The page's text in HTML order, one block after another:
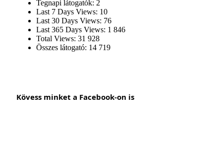
Tegnapi látogatók: 2
Last 7 Days Views: 10
Last 30 Days Views: 76
Last 365 Days Views: 1 846
Total Views: 31 928
Összes látogató: 14 719
Kövess minket a Facebook-on is